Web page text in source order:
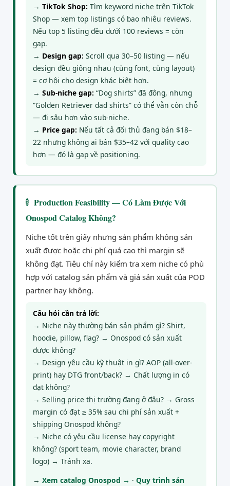
→ TikTok Shop: Tìm keyword niche trên TikTok
Shop — xem top listings có bao nhiêu reviews.
Nếu top 5 listing đều dưới 100 reviews = còn
gap.
→ Design gap: Scroll qua 30–50 listing — nếu
design đều giống nhau (cùng font, cùng layout)
= cơ hội cho design khác biệt hơn.
→ Sub-niche gap: “Dog shirts” đã đông, nhưng
“Golden Retriever dad shirts” có thể vẫn còn chỗ
— đi sâu hơn vào sub-niche.
→ Price gap: Nếu tất cả đối thủ đang bán $18–
22 nhưng không ai bán $35–42 với quality cao
hơn — đó là gap về positioning.
3
Production Feasibility — Có Làm Được Với
Onospod Catalog Không?
Niche tốt trên giấy nhưng sản phẩm không sản
xuất được hoặc chi phí quá cao thì margin sẽ
không đạt. Tiêu chí này kiểm tra xem niche có phù
hợp với catalog sản phẩm và giá sản xuất của POD
partner hay không.
Câu hỏi cần trả lời:
→ Niche này thường bán sản phẩm gì? Shirt,
hoodie, pillow, flag? → Onospod có sản xuất
được không?
→ Design yêu cầu kỹ thuật in gì? AOP (all-over-
print) hay DTG front/back? → Chất lượng in có
đạt không?
→ Selling price thị trường đang ở đâu? → Gross
margin có đạt ≥ 35% sau chi phí sản xuất +
shipping Onospod không?
→ Niche có yêu cầu license hay copyright
không? (sport team, movie character, brand
logo) → Tránh xa.
→ Xem catalog Onospod → · Quy trình sản